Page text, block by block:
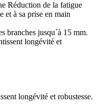
Réduction de la fatigue
et à sa prise en main
branches jusqu´à 15 mm.
longévité et
longévité et robustesse.